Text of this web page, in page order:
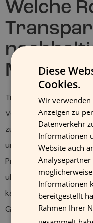
Welche
Transparenz ist
Vertrauen der
zu gewinnen. Kunden
unterstützten Marken
Praktiken verfolgen.
über die
kann das Vertrauen der
Glaubwürdigkeit der
Diese
Cookies.
Wir verwenden
Anzeigen zu
Datenverkehr
Informationen
Website auch
Informationen
bereitgestellt
Rahmen Ihrer